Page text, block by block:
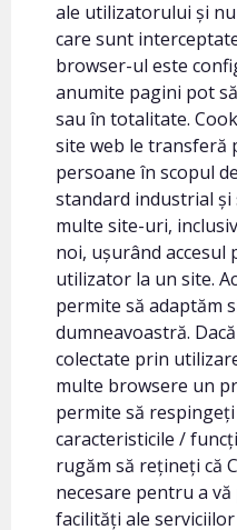
ale utilizatorului și
care sunt
browser-ul este
anumite pagini pot
sau în totalitate.
site web le transferă
persoane în scopul
standard industrial și
multe site-uri,
noi, ușurând accesul
utilizator la un site.
permite să adaptăm
dumneavoastră.
colectate prin
multe browsere un
permite să
caracteristicile /
rugăm să rețineți că
necesare pentru a
facilități ale